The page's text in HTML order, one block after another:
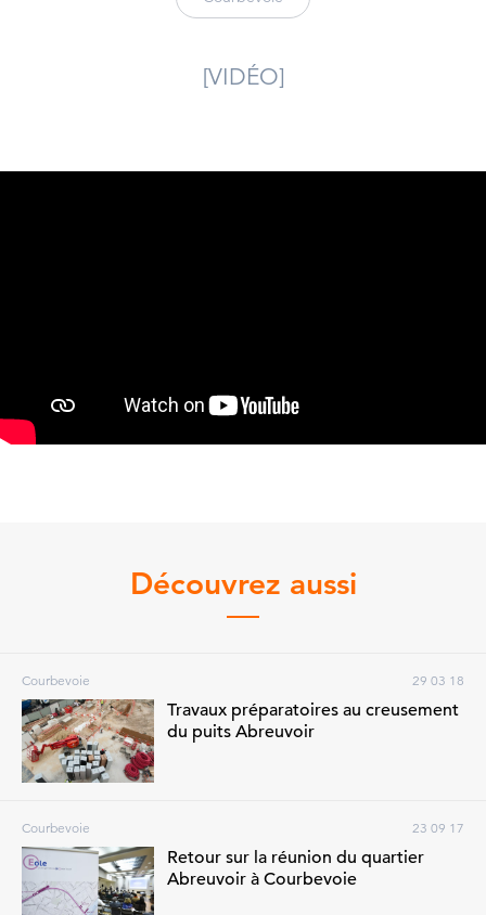
[VIDÉO]
Découvrez aussi
Courbevoie 29 03 18
Travaux préparatoires au creusement
du puits Abreuvoir
Courbevoie 23 09 17
Retour sur la réunion du quartier
Abreuvoir à Courbevoie